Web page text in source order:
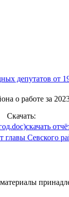
депутатов от
о работе за
Скачать:
скачать